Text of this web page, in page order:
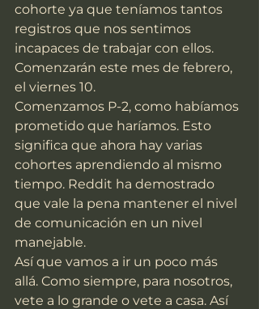
cohorte ya que teníamos tantos
registros que nos sentimos
incapaces de trabajar con ellos.
Comenzarán este mes de febrero,
el viernes 10.
Comenzamos P-2, como habíamos
prometido que haríamos. Esto
significa que ahora hay varias
cohortes aprendiendo al mismo
tiempo. Reddit ha demostrado
que vale la pena mantener el nivel
de comunicación en un nivel
manejable.
Así que vamos a ir un poco más
allá. Como siempre, para nosotros,
vete a lo grande o vete a casa. Así